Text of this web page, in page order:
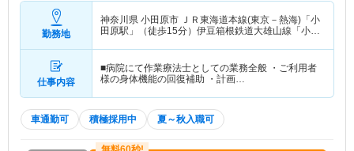
勤務地
神奈川県 小田原市 ＪＲ東海道本線(東京－熱海)「小
田原駅」（徒歩15分）伊豆箱根鉄道大雄山線「小田
仕事内容
■病院にて作業療法士としての業務全般 ・ご利用者
様の身体機能の回復補助 ・計画…
車通勤可 積極採用中 夏～秋入職可